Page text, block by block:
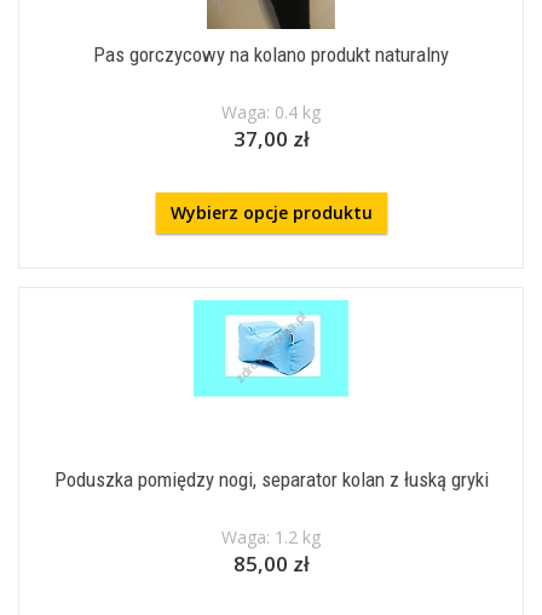
Pas gorczycowy na kolano produkt naturalny
Waga: 0.4 kg
37,00 zł
Wybierz opcje produktu
Poduszka pomiędzy nogi, separator kolan z łuską gryki
Waga: 1.2 kg
85,00 zł